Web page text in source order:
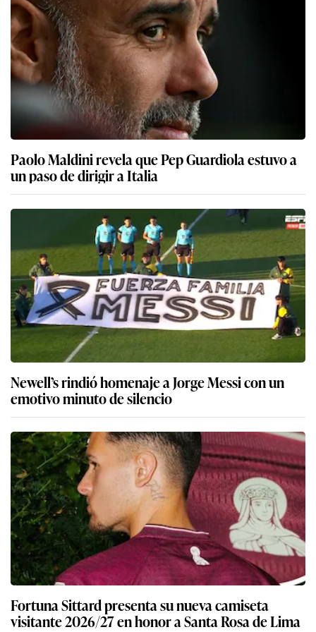
Paolo Maldini revela que Pep Guardiola estuvo a
un paso de dirigir a Italia
Newell’s rindió homenaje a Jorge Messi con un
emotivo minuto de silencio
Fortuna Sittard presenta su nueva camiseta
visitante 2026/27 en honor a Santa Rosa de Lima